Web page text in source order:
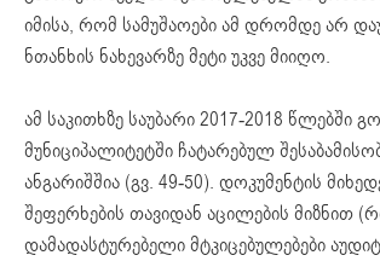
იმისა, რომ სამუშაოები ამ დრომდე არ
ნთანხის ნახევარზე მეტი უკვე მიიღო.
ამ საკითხზე საუბარი 2017-2018 წლებში
მუნიციპალიტეტში ჩატარებულ
ანგარიშშია (გვ. 49-50). დოკუმენტის
შეფერხების თავიდან აცილების მიზნით
დამადასტურებელი მტკიცებულებები